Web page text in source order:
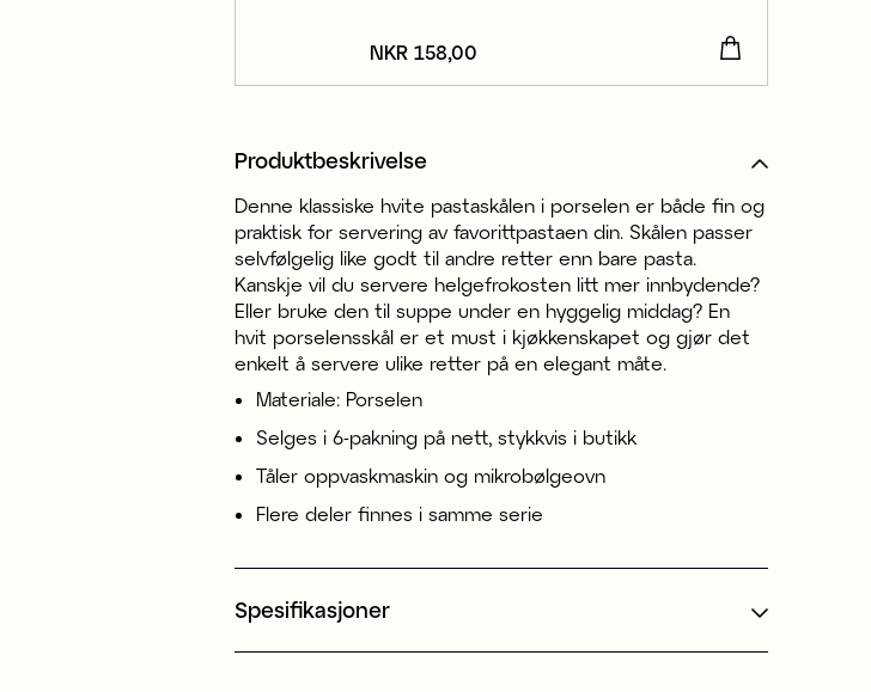
Pris :NKR 158,00
NKR 158,00
Produktbeskrivelse
Denne klassiske hvite pastaskålen i porselen er både fin og
praktisk for servering av favorittpastaen din. Skålen passer
selvfølgelig like godt til andre retter enn bare pasta.
Kanskje vil du servere helgefrokosten litt mer innbydende?
Eller bruke den til suppe under en hyggelig middag? En
hvit porselensskål er et must i kjøkkenskapet og gjør det
enkelt å servere ulike retter på en elegant måte.
Materiale: Porselen
Selges i 6-pakning på nett, stykkvis i butikk
Tåler oppvaskmaskin og mikrobølgeovn
Flere deler finnes i samme serie
Spesifikasjoner